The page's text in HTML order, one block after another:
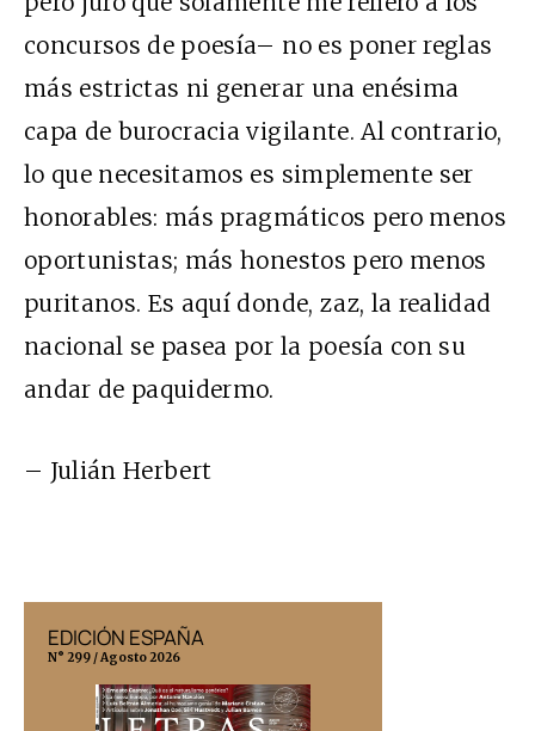
concursos de poesía– no es poner reglas
más estrictas ni generar una enésima
capa de burocracia vigilante. Al contrario,
lo que necesitamos es simplemente ser
honorables: más pragmáticos pero menos
oportunistas; más honestos pero menos
puritanos. Es aquí donde, zaz, la realidad
nacional se pasea por la poesía con su
andar de paquidermo.
– Julián Herbert
EDICIÓN ESPAÑA
N° 299 / Agosto 2026